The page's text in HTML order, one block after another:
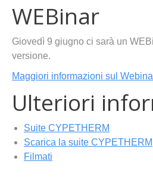
WEBinar
Giovedì 9 giugno ci sarà un
versione.
Maggiori informazioni sul
Ulteriori
Suite CYPETHERM
Scarica la suite CYPETHERM
Filmati